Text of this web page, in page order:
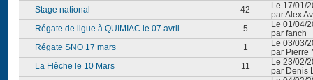
Stage national 42
Le 17/01/
par Alex
Régate de ligue à QUIMIAC le 07 avril
5
Le 01/04/
par fanch
Régate SNO 17 mars
1
Le 03/03/
par Pierre
La Flèche le 10 Mars
11
Le 23/02/
par Denis